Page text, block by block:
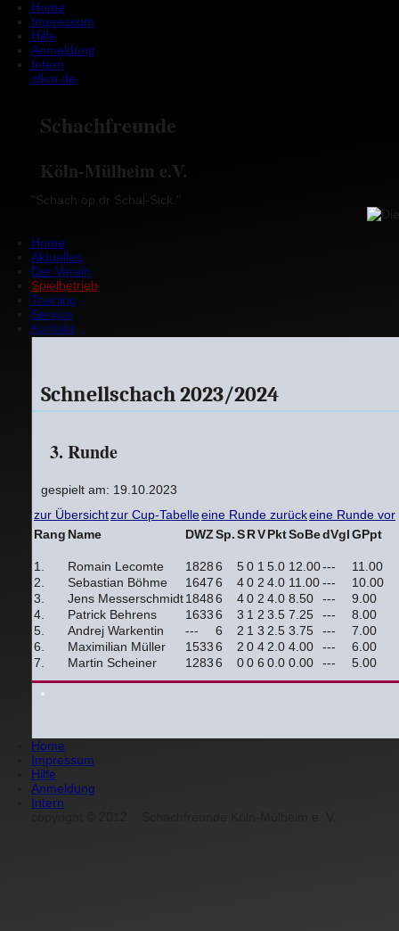
Home
Impressum
Hilfe
Anmeldung
Intern
sfkm.de
Schachfreunde
Köln-Mülheim e.V.
"Schach op dr Schäl-Sick."
Home
Aktuelles
Der Verein
Spielbetrieb
Training
Service
Kontakt
Schnellschach 2023/2024
3. Runde
gespielt am: 19.10.2023
zur Übersichtzur Cup-Tabelleeine Runde zurückeine Runde vor
Rang Name DWZSp.SRVPktSoBedVglGPpt
1. Romain Lecomte 18286 50 1 5.0 12.00---
11.00
2.
Sebastian Böhme 16476 40 2 4.0 11.00---
10.00
3.
Jens Messerschmidt18486 40 2 4.0 8.50 ---
9.00
4.
Patrick Behrens 16336 3 1 2 3.5 7.25 ---
8.00
5.
Andrej Warkentin --- 6 2 1 3 2.5 3.75 ---
7.00
6.
Maximilian Müller 15336 2 0 4 2.0 4.00 ---
6.00
7.
Martin Scheiner 12836 00 6 0.0 0.00 --- 5.00
Home
Impressum
Hilfe
Anmeldung
Intern